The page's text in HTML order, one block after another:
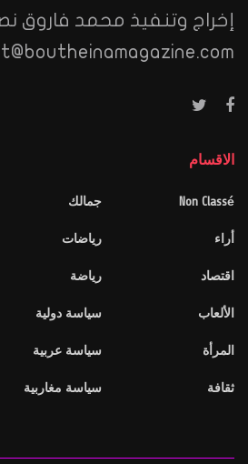
إخراج وتنفيذ محمد فاروق
الاقسام
Non Classé
أراء
اقتصاد
الألعاب
المرأة
ثقافة
جمالك
رياضات
رياضة
سياسة دولية
سياسة عربية
سياسة مغاربية